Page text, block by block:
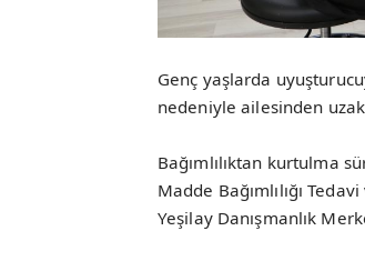
Genç yaşlarda
nedeniyle ailesinden
Bağımlılıktan kurtulma
Madde Bağımlılığı
Yeşilay Danışmanlık